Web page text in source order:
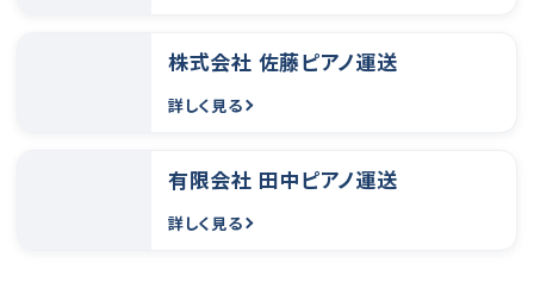
株式会社 佐藤ピアノ運送
詳しく見る
有限会社 田中ピアノ運送
詳しく見る